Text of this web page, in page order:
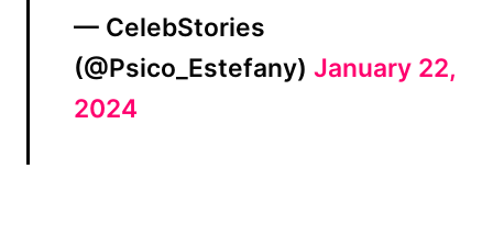
— CelebStories
(@Psico_Estefany) January 22,
2024